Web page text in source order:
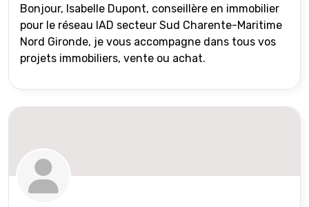
Bonjour, Isabelle Dupont, conseillère en immobilier
pour le réseau IAD secteur Sud Charente-Maritime
Nord Gironde, je vous accompagne dans tous vos
projets immobiliers, vente ou achat.